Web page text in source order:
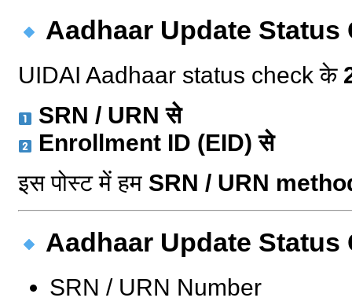
Aadhaar Update Status
UIDAI Aadhaar status check के
SRN / URN से
Enrollment ID (EID) से
इस पोस्ट में हम SRN / URN
Aadhaar Update Status
SRN / URN Number